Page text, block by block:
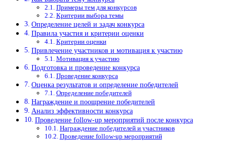
Примеры тем для конкурсов
Критерии выбора темы
Определение целей и задач конкурса
Правила участия и критерии оценки
Критерии оценки
Привлечение участников и мотивация к участию
Мотивация к участию
Подготовка и проведение конкурса
Проведение конкурса
Оценка результатов и определение победителей
Определение победителей
Награждение и поощрение победителей
Анализ эффективности конкурса
Проведение follow-up мероприятий после конкурса
Награждение победителей и участников
Проведение follow-up мероприятий